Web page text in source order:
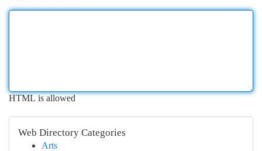
HTML is allowed
Web Directory Categories
Arts